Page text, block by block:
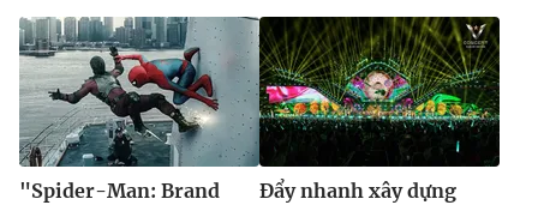
"Spider-Man: Brand
Đẩy nhanh xây dựng